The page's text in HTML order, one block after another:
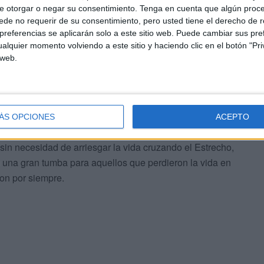
otorgar o negar su consentimiento. Tenga en cuenta que algún
no requerir de su consentimiento, pero usted tiene el derecho de
se aplicarán solo a este sitio web. Puede cambiar sus
momento volviendo a este sitio y haciendo clic en el botón
OPCIONES ACEPTO
de aquellos que llegaron a la ciudad sorteando
alguno de los espigones que separa la ciudad de
pero también para jóvenes que dejan atrás unos
para nada es sencillo.
todos ellos. Organizados, han ido ubicándose en una
necesidad de arriesgar la vida cruzando el Estrecho,
gran tumba para aquellos que perdieron la vida en
por siempre.